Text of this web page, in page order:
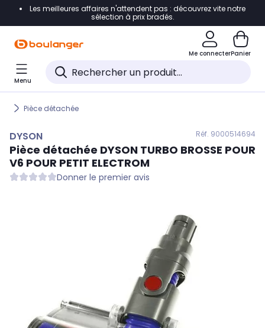
Accéder directement à la navigation
Accéder directement au pied de page
Accéder directement au chatbot
Les meilleures affaires n'attendent pas : découvrez vite notre
sélection à prix bradés.
Me connecterPanier
Menu
Pièce détachée
DYSON Réf. 9000514694
Pièce détachée DYSON TURBO BROSSE POUR
V6 POUR PETIT ELECTROM
Donner le premier avis